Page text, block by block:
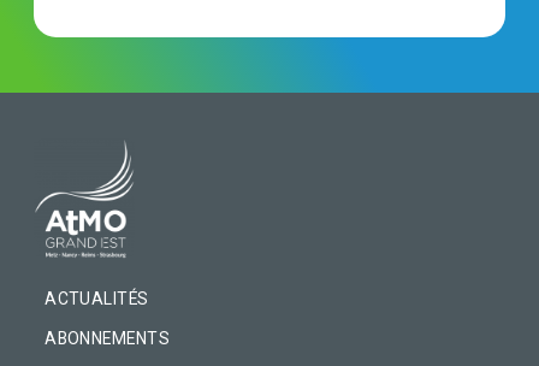
PIED DE PAGE
ACTUALITÉS
ABONNEMENTS